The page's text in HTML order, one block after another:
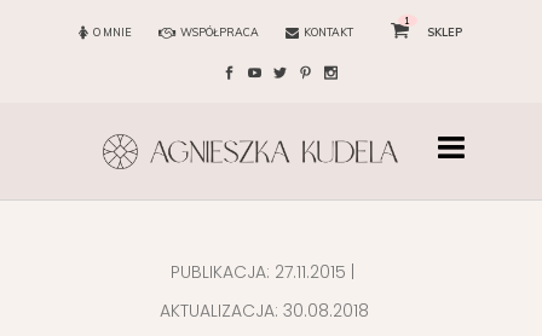
O MNIE WSPÓŁPRACA KONTAKT
1
SKLEP
PUBLIKACJA: 27.11.2015
AKTUALIZACJA: 30.08.2018